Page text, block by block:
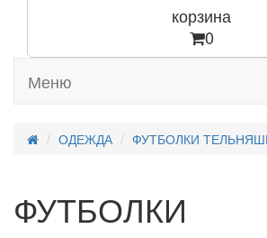
корзина
0
Меню
ОДЕЖДА ФУТБОЛКИ
ФУТБОЛКИ